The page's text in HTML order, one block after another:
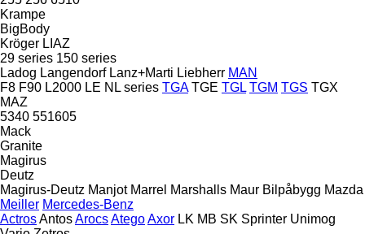
Krampe
BigBody
Kröger LIAZ
29 series 150 series
Ladog Langendorf Lanz+Marti Liebherr MAN
F8 F90 L2000 LE NL series TGA TGE TGL TGM TGS TGX
MAZ
5340 551605
Mack
Granite
Magirus
Deutz
Magirus-Deutz Manjot Marrel Marshalls Maur Bilpåbygg Mazda
Meiller Mercedes-Benz
ActrosAntosArocsAtegoAxor LK MB SK Sprinter Unimog